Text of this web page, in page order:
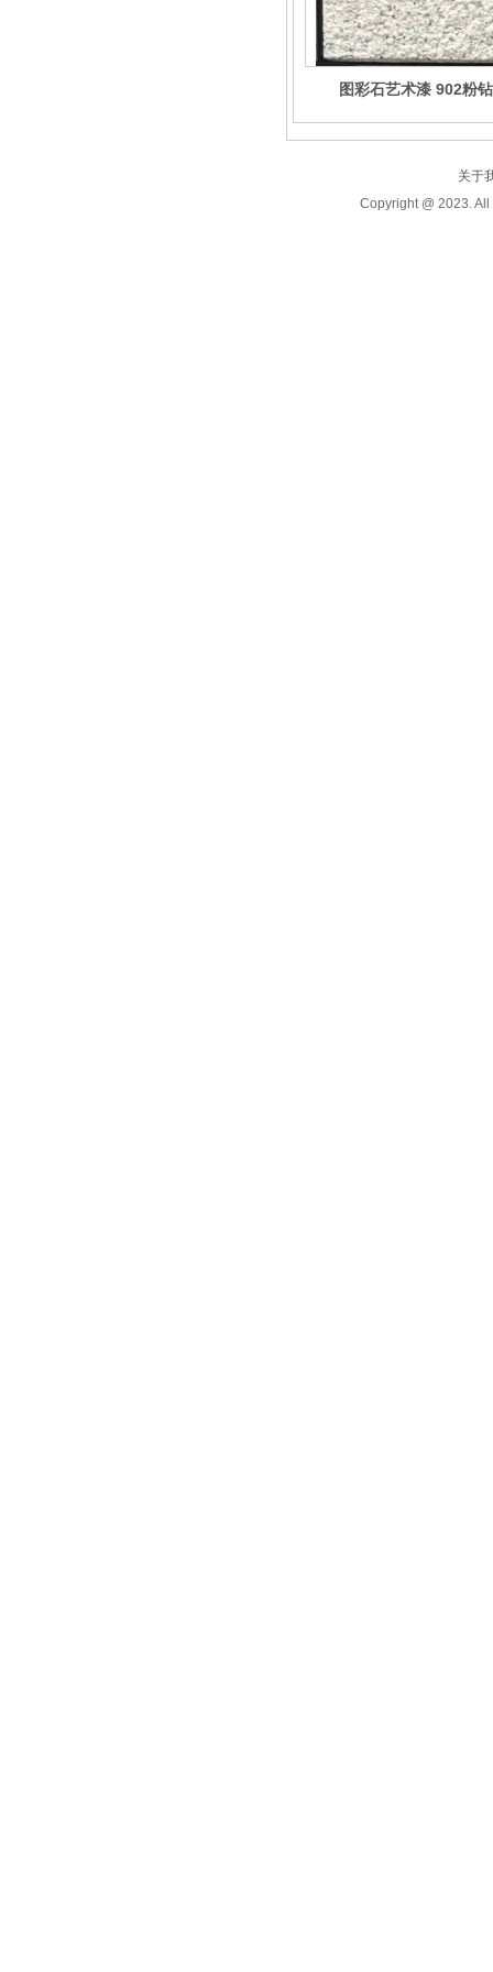
图彩石艺术漆 902粉钻
关于
Copyright @ 2023.